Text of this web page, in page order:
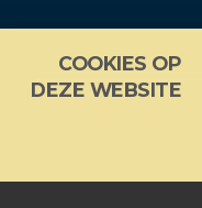
COOKIES OP
DEZE WEBSITE